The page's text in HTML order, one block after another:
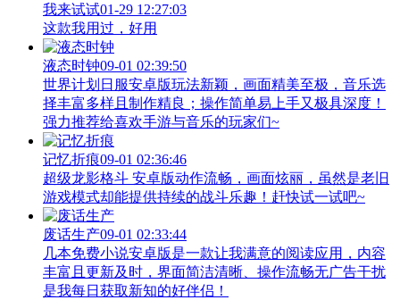
我来试试01-29 12:27:03
这款我用过，好用
液态时钟09-01 02:39:50
世界计划日服安卓版玩法新颖，画面精美至极，音乐选
择丰富多样且制作精良；操作简单易上手又极具深度！
强力推荐给喜欢手游与音乐的玩家们~
记忆折痕09-01 02:36:46
超级龙影格斗 安卓版动作流畅，画面炫丽，虽然是老旧
游戏模式却能提供持续的战斗乐趣！赶快试一试吧~
废话生产09-01 02:33:44
几本免费小说安卓版是一款让我满意的阅读应用，内容
丰富且更新及时，界面简洁清晰、操作流畅无广告干扰
是我每日获取新知的好伴侣！